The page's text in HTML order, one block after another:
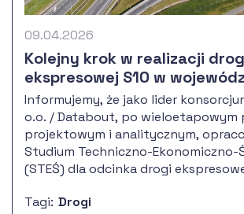
09.04.2026
Kolejny krok w realizacji
ekspresowej S10 w
kujawsko-pomorskim
Informujemy, że jako lider
o.o. / Databout, po wieloetapowym
projektowym i analitycznym,
Studium Techniczno-Ekonomiczno-
(STEŚ) dla odcinka drogi
województwa kujawsko-
Tagi: Drogi